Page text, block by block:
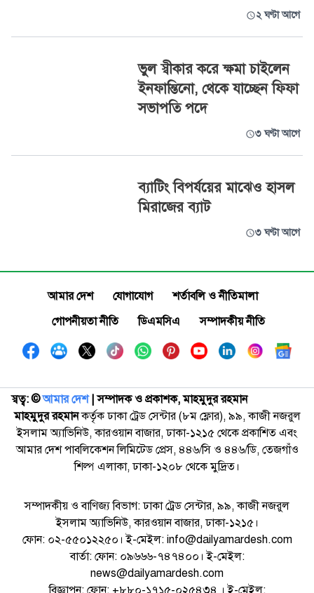
২ ঘণ্টা আগে
ভুল স্বীকার করে ক্ষমা চাইলেন
ইনফান্তিনো, থেকে যাচ্ছেন ফিফা
সভাপতি পদে
৩ ঘণ্টা আগে
ব্যাটিং বিপর্যয়ের মাঝেও হাসল
মিরাজের ব্যাট
৩ ঘণ্টা আগে
আমার দেশ যোগাযোগ
শর্তাবলি ও নীতিমালা
গোপনীয়তা নীতি
ডিএমসিএ সম্পাদকীয় নীতি
স্বত্ব: ©️আমার দেশ| সম্পাদক ও প্রকাশক, মাহমুদুর রহমান
মাহমুদুর রহমানকর্তৃক ঢাকা ট্রেড সেন্টার (৮ম ফ্লোর), ৯৯, কাজী নজরুল
ইসলাম অ্যাভিনিউ, কারওয়ান বাজার, ঢাকা-১২১৫ থেকে প্রকাশিত এবং
আমার দেশ পাবলিকেশন লিমিটেড প্রেস, ৪৪৬/সি ও ৪৪৬/ডি, তেজগাঁও
শিল্প এলাকা, ঢাকা-১২০৮ থেকে মুদ্রিত।
সম্পাদকীয় ও বাণিজ্য বিভাগ: ঢাকা ট্রেড সেন্টার, ৯৯, কাজী নজরুল
ইসলাম অ্যাভিনিউ, কারওয়ান বাজার, ঢাকা-১২১৫।
ফোন: ০২-৫৫০১২২৫০। ই-মেইল: info@dailyamardesh.com
বার্তা: ফোন: ০৯৬৬৬-৭৪৭৪০০। ই-মেইল:
news@dailyamardesh.com